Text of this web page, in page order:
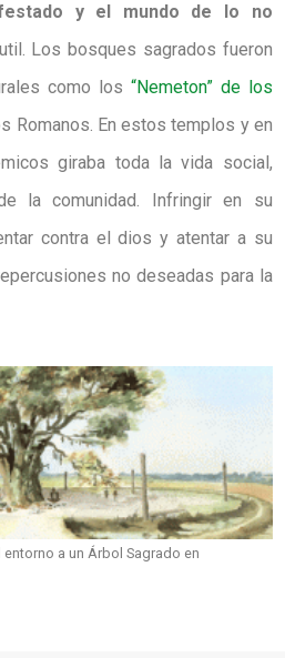
y el mundo de lo no
Los bosques sagrados fueron
como los “Nemeton” de los
Romanos. En estos templos y en
giraba toda la vida social,
la comunidad. Infringir en su
contra el dios y atentar a su
no deseadas para la
a un Árbol Sagrado en